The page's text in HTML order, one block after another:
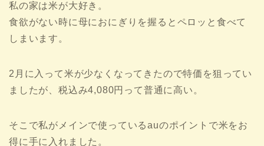
私の家は米が大好き。
食欲がない時に母におにぎりを握るとペロッと食べて
しまいます。
2月に入って米が少なくなってきたので特価を狙ってい
ましたが、税込み4,080円って普通に高い。
そこで私がメインで使っているauのポイントで米をお
得に手に入れました。